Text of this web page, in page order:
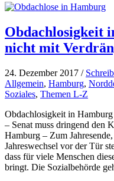
Obdachlosigkeit
nicht mit
24. Dezember 2017 /
Allgemein, Hamburg,
Soziales, Themen L-Z
Obdachlosigkeit in
– Senat muss dringend den
Hamburg – Zum
Jahreswechsel vor der Tür
dass für viele Menschen
bringt. Die Sozialbehörde